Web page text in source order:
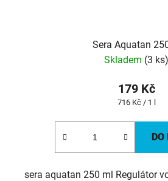
Sera Aquatan
Skladem (3 ks)
179 Kč
Měrná
716 Kč / 1 l
DO
sera aquatan 250 ml Regulátor